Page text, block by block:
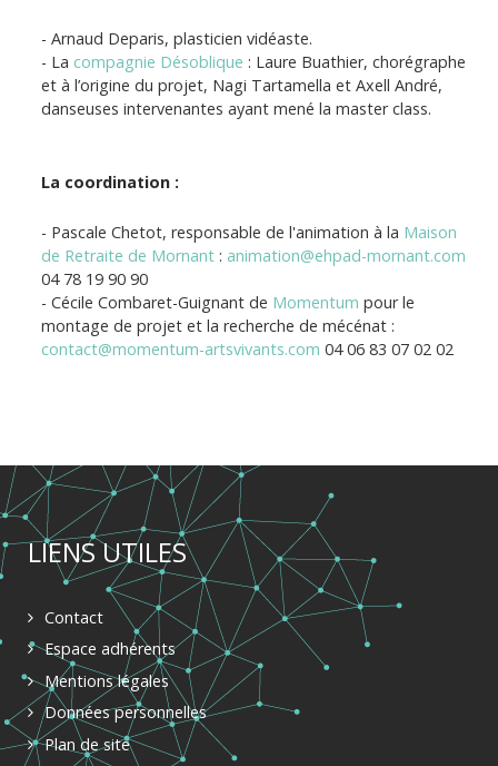
- Arnaud Deparis, plasticien vidéaste.
- La compagnie Désoblique : Laure Buathier, chorégraphe
et à l’origine du projet, Nagi Tartamella et Axell André,
danseuses intervenantes ayant mené la master class.
La coordination :
- Pascale Chetot, responsable de l'animation à la Maison
de Retraite de Mornant : animation@ehpad-mornant.com
04 78 19 90 90
- Cécile Combaret-Guignant de Momentum pour le
montage de projet et la recherche de mécénat :
contact@momentum-artsvivants.com 04 06 83 07 02 02
LIENS UTILES
Contact
Espace adhérents
Mentions légales
Données personnelles
Plan de site